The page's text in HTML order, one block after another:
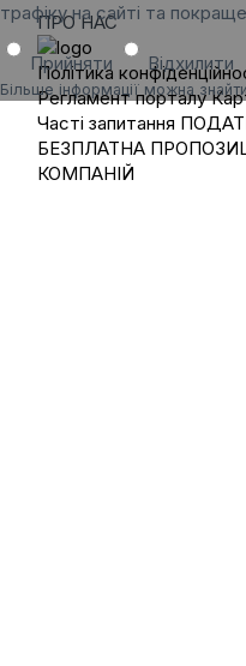
трафіку на сайті та
Прийняти Відхилити
Більше інформації можна
ПРО НАС
Політика
Регламент порталу
Часті запитання
БЕЗПЛАТНА
КОМПАНІЙ